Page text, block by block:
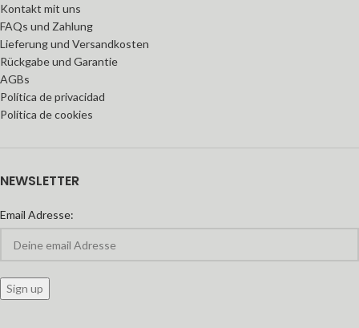
Kontakt mit uns
FAQs und Zahlung
Lieferung und Versandkosten
Rückgabe und Garantie
AGBs
Política de privacidad
Política de cookies
NEWSLETTER
Email Adresse: